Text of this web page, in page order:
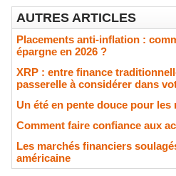
AUTRES ARTICLES
Placements anti-inflation :
épargne en 2026 ?
XRP : entre finance
passerelle à considérer dans
Un été en pente douce pour
Comment faire confiance aux
Les marchés financiers
américaine